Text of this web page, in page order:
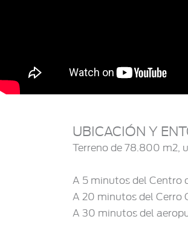
UBICACIÓN Y
Terreno de 78.800 m2,
A 5 minutos del Centro
A 20 minutos del Cerro
A 30 minutos del